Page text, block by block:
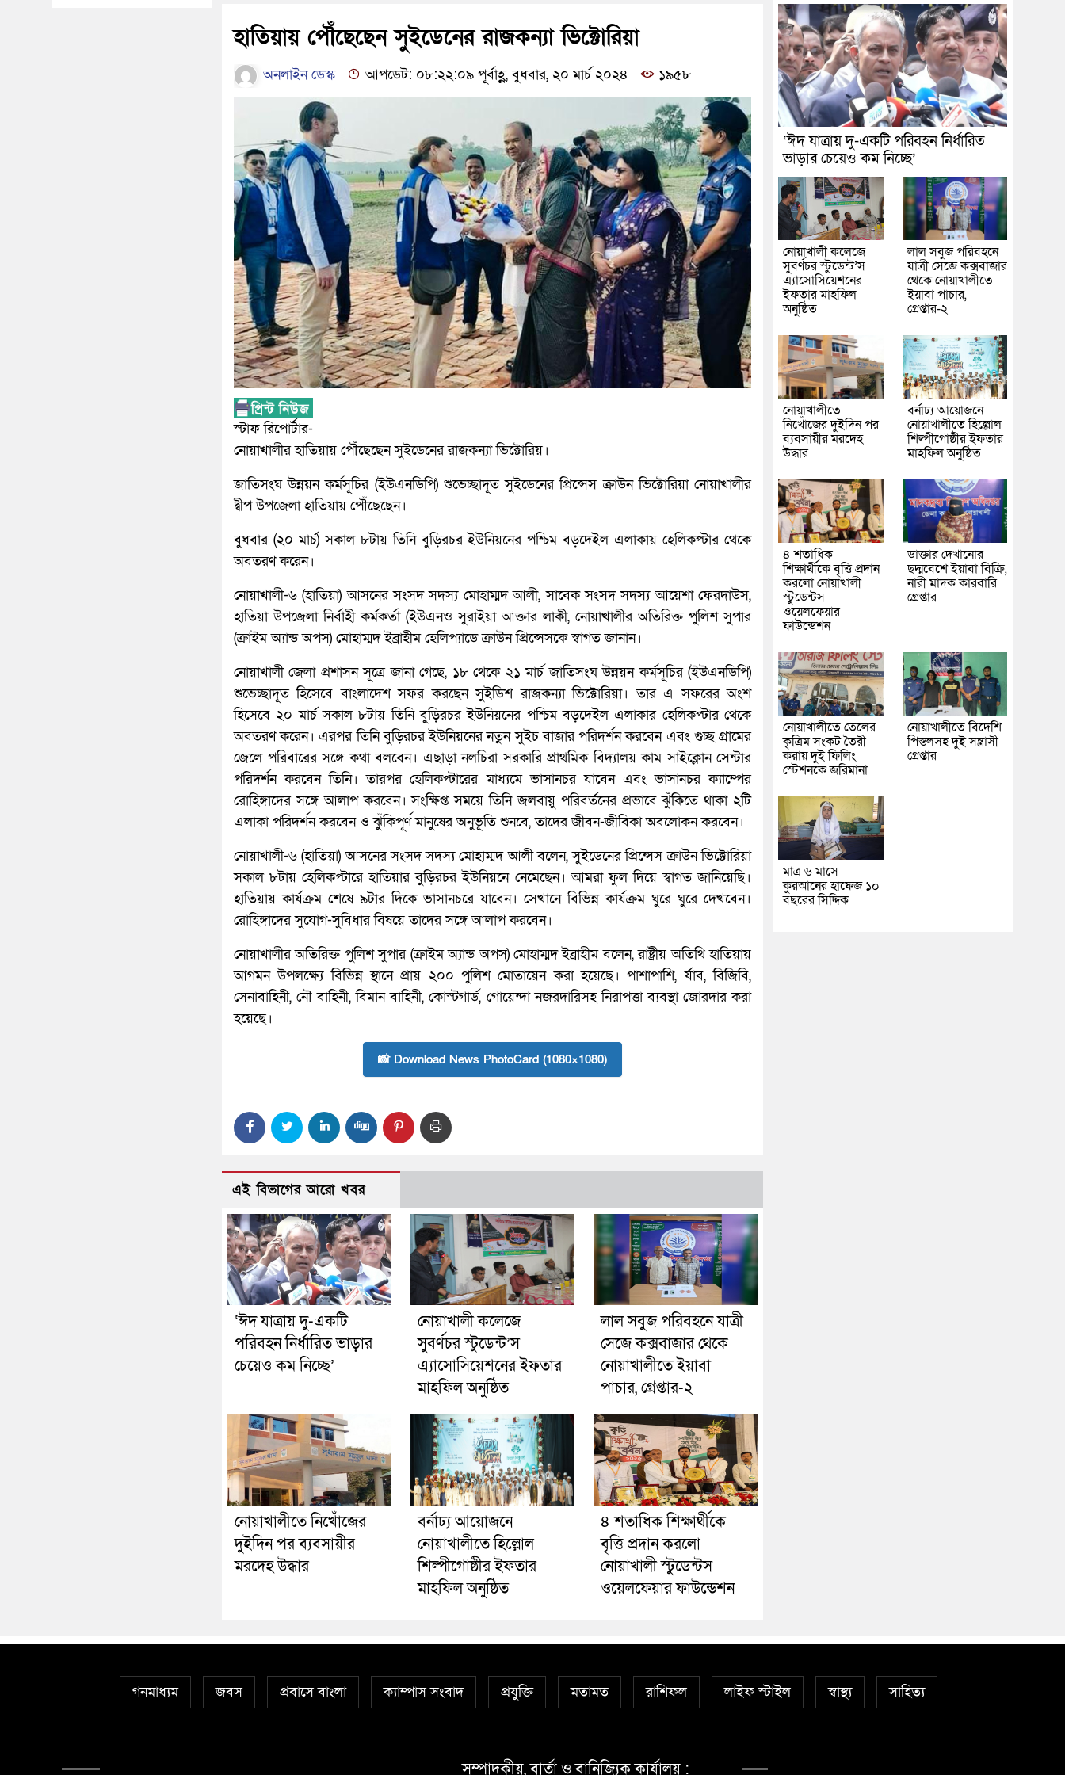
হাতিয়ায় পৌঁছেছেন সুইডেনের রাজকন্যা ভিক্টোরিয়া
অনলাইন ডেস্ক আপডেট: ০৮:২২:০৯ পূর্বাহ্ণ, বুধবার, ২০ মার্চ ২০২৪ ১৯৫৮
স্টাফ রিপোর্টার-
নোয়াখালীর হাতিয়ায় পৌঁছেছেন সুইডেনের রাজকন্যা ভিক্টোরিয়।
জাতিসংঘ উন্নয়ন কর্মসূচির (ইউএনডিপি) শুভেচ্ছাদূত সুইডেনের প্রিন্সেস ক্রাউন ভিক্টোরিয়া নোয়াখালীর
দ্বীপ উপজেলা হাতিয়ায় পৌঁছেছেন।
বুধবার (২০ মার্চ) সকাল ৮টায় তিনি বুড়িরচর ইউনিয়নের পশ্চিম বড়দেইল এলাকায় হেলিকপ্টার থেকে
অবতরণ করেন।
নোয়াখালী-৬ (হাতিয়া) আসনের সংসদ সদস্য মোহাম্মদ আলী, সাবেক সংসদ সদস্য আয়েশা ফেরদাউস,
হাতিয়া উপজেলা নির্বাহী কর্মকর্তা (ইউএনও সুরাইয়া আক্তার লাকী, নোয়াখালীর অতিরিক্ত পুলিশ সুপার
(ক্রাইম অ্যান্ড অপস) মোহাম্মদ ইব্রাহীম হেলিপ্যাডে ক্রাউন প্রিন্সেসকে স্বাগত জানান।
নোয়াখালী জেলা প্রশাসন সূত্রে জানা গেছে, ১৮ থেকে ২১ মার্চ জাতিসংঘ উন্নয়ন কর্মসূচির (ইউএনডিপি)
শুভেচ্ছাদূত হিসেবে বাংলাদেশ সফর করছেন সুইডিশ রাজকন্যা ভিক্টোরিয়া। তার এ সফরের অংশ
হিসেবে ২০ মার্চ সকাল ৮টায় তিনি বুড়িরচর ইউনিয়নের পশ্চিম বড়দেইল এলাকার হেলিকপ্টার থেকে
অবতরণ করেন। এরপর তিনি বুড়িরচর ইউনিয়নের নতুন সুইচ বাজার পরিদর্শন করবেন এবং গুচ্ছ গ্রামের
জেলে পরিবারের সঙ্গে কথা বলবেন। এছাড়া নলচিরা সরকারি প্রাথমিক বিদ্যালয় কাম সাইক্লোন সেন্টার
পরিদর্শন করবেন তিনি। তারপর হেলিকপ্টারের মাধ্যমে ভাসানচর যাবেন এবং ভাসানচর ক্যাম্পের
রোহিঙ্গাদের সঙ্গে আলাপ করবেন। সংক্ষিপ্ত সময়ে তিনি জলবায়ু পরিবর্তনের প্রভাবে ঝুঁকিতে থাকা ২টি
এলাকা পরিদর্শন করবেন ও ঝুঁকিপূর্ণ মানুষের অনুভূতি শুনবে, তাদের জীবন-জীবিকা অবলোকন করবেন।
নোয়াখালী-৬ (হাতিয়া) আসনের সংসদ সদস্য মোহাম্মদ আলী বলেন, সুইডেনের প্রিন্সেস ক্রাউন ভিক্টোরিয়া
সকাল ৮টায় হেলিকপ্টারে হাতিয়ার বুড়িরচর ইউনিয়নে নেমেছেন। আমরা ফুল দিয়ে স্বাগত জানিয়েছি।
হাতিয়ায় কার্যক্রম শেষে ৯টার দিকে ভাসানচরে যাবেন। সেখানে বিভিন্ন কার্যক্রম ঘুরে ঘুরে দেখবেন।
রোহিঙ্গাদের সুযোগ-সুবিধার বিষয়ে তাদের সঙ্গে আলাপ করবেন।
নোয়াখালীর অতিরিক্ত পুলিশ সুপার (ক্রাইম অ্যান্ড অপস) মোহাম্মদ ইব্রাহীম বলেন, রাষ্ট্রীয় অতিথি হাতিয়ায়
আগমন উপলক্ষ্যে বিভিন্ন স্থানে প্রায় ২০০ পুলিশ মোতায়েন করা হয়েছে। পাশাপাশি, র্যাব, বিজিবি,
সেনাবাহিনী, নৌ বাহিনী, বিমান বাহিনী, কোস্টগার্ড, গোয়েন্দা নজরদারিসহ নিরাপত্তা ব্যবস্থা জোরদার করা
হয়েছে।
📸 Download News PhotoCard (1080×1080)
এই বিভাগের আরো খবর
‘ঈদ যাত্রায় দু-একটি
পরিবহন নির্ধারিত ভাড়ার
চেয়েও কম নিচ্ছে’
নোয়াখালী কলেজে
সুবর্ণচর স্টুডেন্ট’স
এ্যাসোসিয়েশনের ইফতার
মাহফিল অনুষ্ঠিত
লাল সবুজ পরিবহনে যাত্রী
সেজে কক্সবাজার থেকে
নোয়াখালীতে ইয়াবা
পাচার, গ্রেপ্তার-২
নোয়াখালীতে নিখোঁজের
দুইদিন পর ব্যবসায়ীর
মরদেহ উদ্ধার
বর্নাঢ্য আয়োজনে
নোয়াখালীতে হিল্লোল
শিল্পীগোষ্ঠীর ইফতার
মাহফিল অনুষ্ঠিত
৪ শতাধিক শিক্ষার্থীকে
বৃত্তি প্রদান করলো
নোয়াখালী স্টুডেন্টস
ওয়েলফেয়ার ফাউন্ডেশন
‘ঈদ যাত্রায় দু-একটি পরিবহন নির্ধারিত
ভাড়ার চেয়েও কম নিচ্ছে’
নোয়াখালী কলেজে
সুবর্ণচর স্টুডেন্ট’স
এ্যাসোসিয়েশনের
ইফতার মাহফিল
অনুষ্ঠিত
লাল সবুজ পরিবহনে
যাত্রী সেজে কক্সবাজার
থেকে নোয়াখালীতে
ইয়াবা পাচার,
গ্রেপ্তার-২
নোয়াখালীতে
নিখোঁজের দুইদিন পর
ব্যবসায়ীর মরদেহ
উদ্ধার
বর্নাঢ্য আয়োজনে
নোয়াখালীতে হিল্লোল
শিল্পীগোষ্ঠীর ইফতার
মাহফিল অনুষ্ঠিত
৪ শতাধিক
শিক্ষার্থীকে বৃত্তি প্রদান
করলো নোয়াখালী
স্টুডেন্টস
ওয়েলফেয়ার
ফাউন্ডেশন
ডাক্তার দেখানোর
ছদ্মবেশে ইয়াবা বিক্রি,
নারী মাদক কারবারি
গ্রেপ্তার
নোয়াখালীতে তেলের
কৃত্রিম সংকট তৈরী
করায় দুই ফিলিং
স্টেশনকে জরিমানা
নোয়াখালীতে বিদেশি
পিস্তলসহ দুই সন্ত্রাসী
গ্রেপ্তার
মাত্র ৬ মাসে
কুরআনের হাফেজ ১০
বছরের সিদ্দিক
গনমাধ্যম জবস প্রবাসে বাংলা ক্যাম্পাস সংবাদ প্রযুক্তি মতামত রাশিফল লাইফ স্টাইল স্বাস্থ্য সাহিত্য
সম্পাদকীয়, বার্তা ও বানিজ্যিক কার্যালয় :